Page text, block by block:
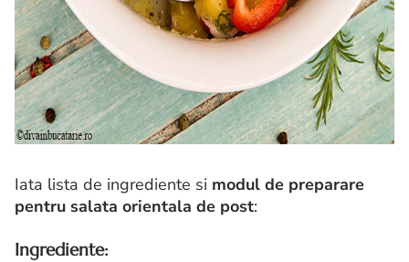
Iata lista de ingrediente si modul de preparare
pentru salata orientala de post:
Ingrediente: